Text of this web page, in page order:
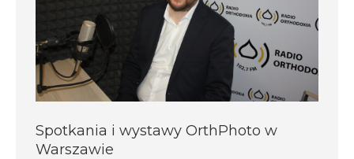
Spotkania i wystawy OrthPhoto w
Warszawie